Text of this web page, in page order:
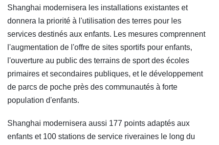
Shanghai modernisera les installations existantes et
donnera la priorité à l'utilisation des terres pour les
services destinés aux enfants. Les mesures comprennent
l'augmentation de l'offre de sites sportifs pour enfants,
l'ouverture au public des terrains de sport des écoles
primaires et secondaires publiques, et le développement
de parcs de poche près des communautés à forte
population d'enfants.
Shanghai modernisera aussi 177 points adaptés aux
enfants et 100 stations de service riveraines le long du